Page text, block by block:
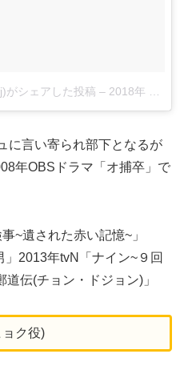
がシェアした投稿 – 2018年 5月月18日午前5時22分PDT
に言い寄られ部下となるが
年OBSドラマ「オ捕卒」で
~遺された赤い記憶~」
2013年tvN「ナイン~９回
伝(チョン・ドジョン)」
ク役)